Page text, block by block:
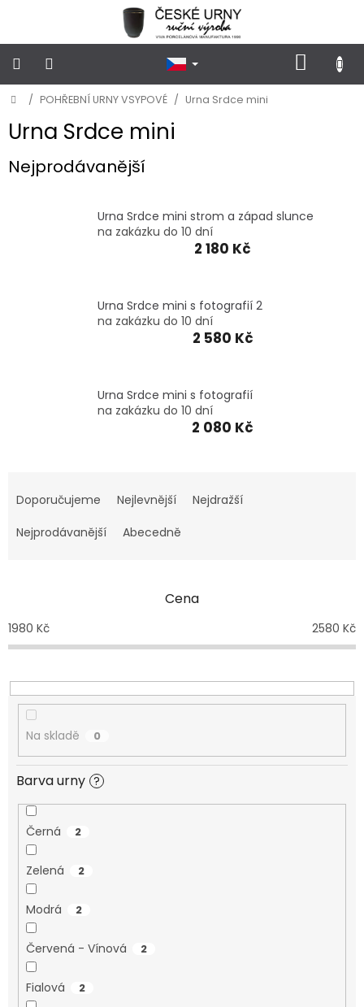
KOŠÍK
POHŘEBNÍ
KLASICKÉ
POHŘEBNÍ
URNY
SPOKOJENOSTI
KONTAKTY
GARANCE
BEZPEČNÉ
A
BALENÍ
PROČ
POŘÍDIT
URNU
OD
NÁS?
VÝROBĚ
UREN
VÝROBĚ
FOTOGRAFIÍ
NA
HROB
PÉČE
ČIŠTĚNÍ
POHŘEBNÍCH
UREN
Domů
/ POHŘEBNÍ URNY VSYPOVÉ / Urna Srdce mini
Urna Srdce mini
Nejprodávanější
Urna Srdce mini strom a západ slunce
na zakázku do 10 dní
2 180 Kč
Urna Srdce mini s fotografií 2
na zakázku do 10 dní
2 580 Kč
Urna Srdce mini s fotografií
na zakázku do 10 dní
2 080 Kč
a
e
o
d
k
t
Doporučujeme Nejlevnější
Nejdražší
Nejprodávanější
Abecedně
Cena
1980 Kč 2580 Kč
Na skladě 0
Barva urny ?
Černá 2
Zelená 2
Modrá 2
Červená - Vínová 2
Fialová 2